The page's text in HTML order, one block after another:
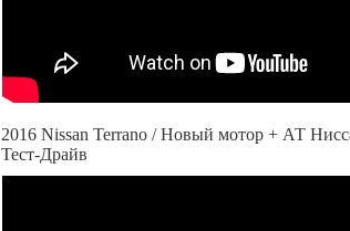
2016 Nissan Terrano / Новый мотор + АТ
Тест-Драйв